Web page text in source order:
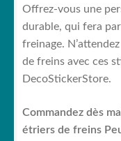
Offrez-vous une
durable, qui fera
freinage.
de freins avec ces
DecoStickerStore.
Commandez dès
étriers de freins